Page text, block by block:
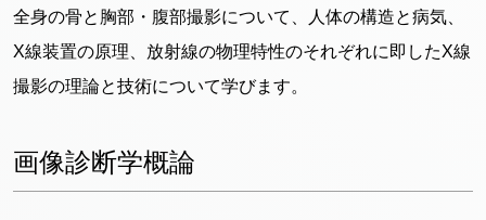
全身の骨と胸部・腹部撮影について、人体の構造と病気、
X線装置の原理、放射線の物理特性のそれぞれに即したX線
撮影の理論と技術について学びます。
画像診断学概論